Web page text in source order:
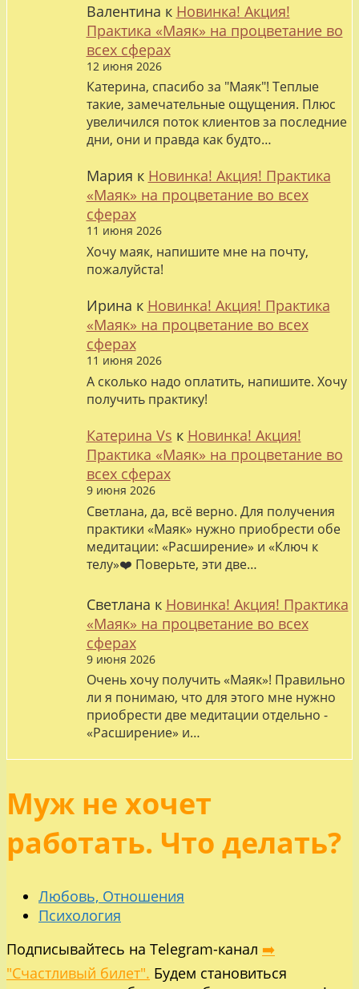
Валентина к Новинка! Акция!
Практика «Маяк» на процветание во
всех сферах
12 июня 2026
Катерина, спасибо за "Маяк"! Теплые
такие, замечательные ощущения. Плюс
увеличился поток клиентов за последние
дни, они и правда как будто…
Мария к Новинка! Акция! Практика
«Маяк» на процветание во всех
сферах
11 июня 2026
Хочу маяк, напишите мне на почту,
пожалуйста!
Ирина к Новинка! Акция! Практика
«Маяк» на процветание во всех
сферах
11 июня 2026
А сколько надо оплатить, напишите. Хочу
получить практику!
Катерина Vs к Новинка! Акция!
Практика «Маяк» на процветание во
всех сферах
9 июня 2026
Светлана, да, всё верно. Для получения
практики «Маяк» нужно приобрести обе
медитации: «Расширение» и «Ключ к
телу»❤️ Поверьте, эти две…
Светлана к Новинка! Акция! Практика
«Маяк» на процветание во всех
сферах
9 июня 2026
Очень хочу получить «Маяк»! Правильно
ли я понимаю, что для этого мне нужно
приобрести две медитации отдельно -
«Расширение» и…
Муж не хочет
работать. Что делать?
Любовь, Отношения
Психология
Подписывайтесь на Telegram-канал ➡️
"Счастливый билет". Будем становиться